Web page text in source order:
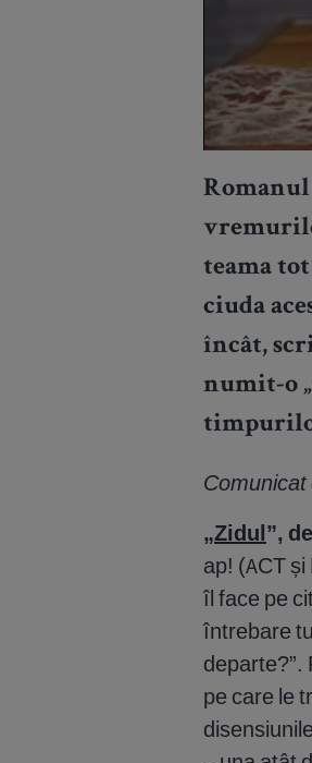
Romanul
teama
ciuda
încât,
numit-o
Comunicat
„Zidul”,
ap! (ACT
îl face pe
întrebare
departe?”.
pe care le